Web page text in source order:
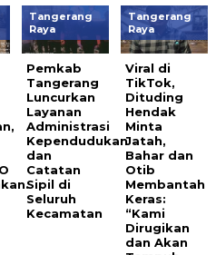
Tangerang
Raya
Pemkab
Tangerang
Luncurkan
Layanan
Administrasi
Kependudukan
dan
Catatan
Sipil di
Seluruh
Kecamatan
Tangerang
Raya
Viral di
TikTok,
Dituding
Hendak
Minta
Jatah,
Bahar dan
Otib
Membantah
Keras:
“Kami
Dirugikan
dan Akan